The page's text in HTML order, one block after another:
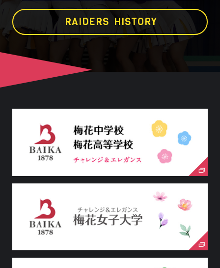
RA I D E RS H ISTO RY